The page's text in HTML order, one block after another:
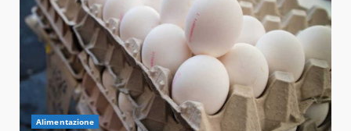
Alimentazione